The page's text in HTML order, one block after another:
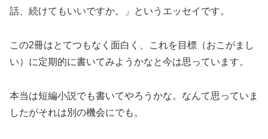
話、続けてもいいですか。」というエッセイです。
この2冊はとてつもなく面白く、これを目標（おこがまし
い）に定期的に書いてみようかなと今は思っています。
本当は短編小説でも書いてやろうかな。なんて思っていま
したがそれは別の機会にでも。